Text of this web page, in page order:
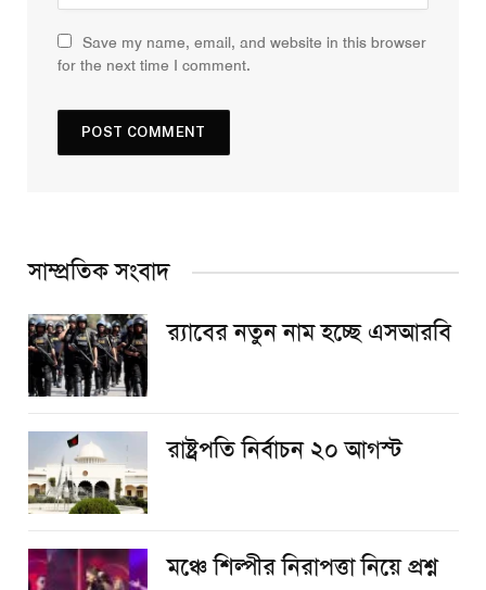
Save my name, email, and website in this browser
for the next time I comment.
সাম্প্রতিক সংবাদ
র‌্যাবের নতুন নাম হচ্ছে এসআরবি
রাষ্ট্রপতি নির্বাচন ২০ আগস্ট
​মঞ্চে শিল্পীর নিরাপত্তা নিয়ে প্রশ্ন